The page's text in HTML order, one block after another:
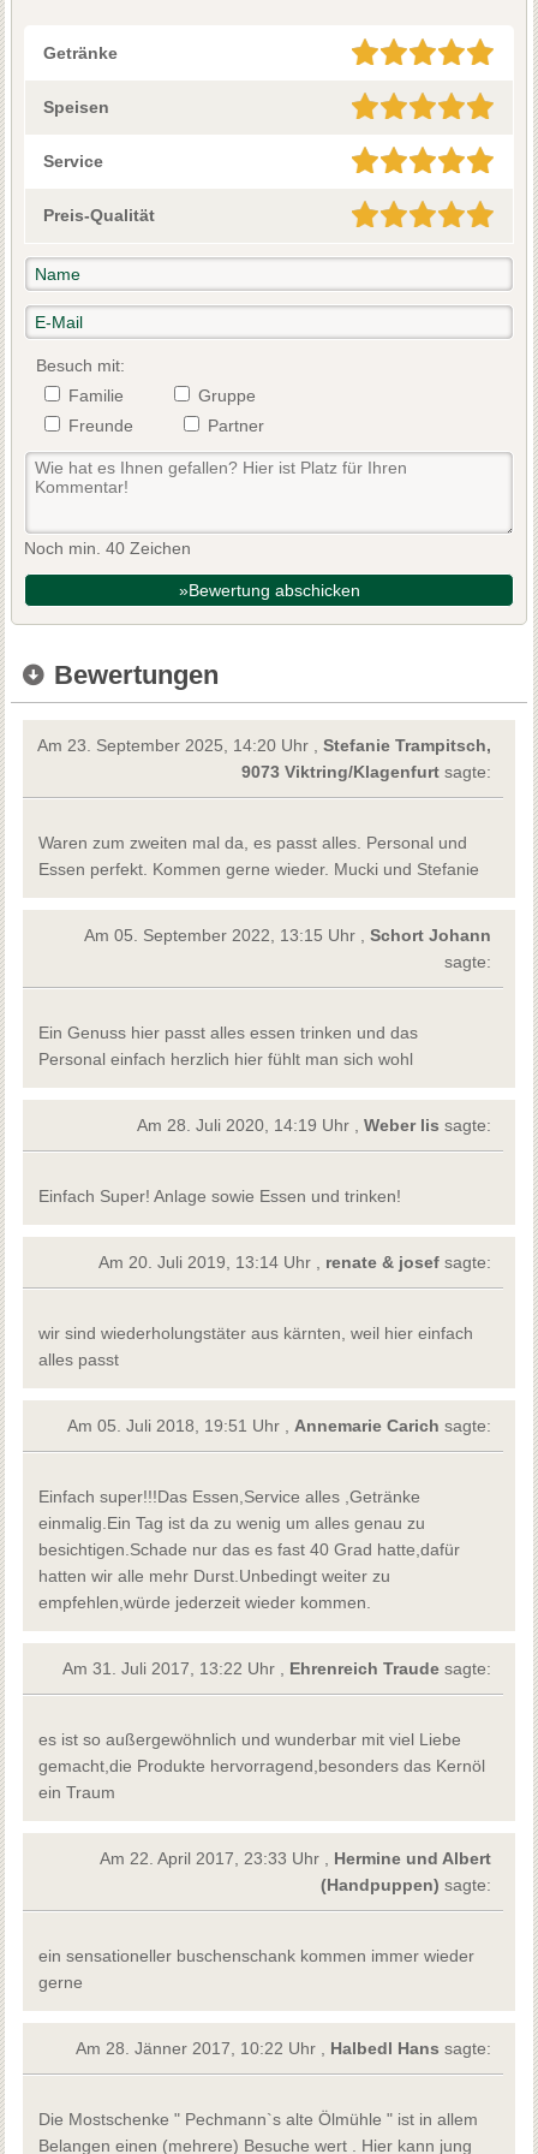
Getränke
Speisen
Service
Preis-Qualität
Besuch mit:
Familie
Gruppe
Freunde
Partner
Noch min. 40 Zeichen
»Bewertung abschicken
Bewertungen
Am 23. September 2025, 14:20 Uhr ,Stefanie Trampitsch,
9073 Viktring/Klagenfurt sagte:
Waren zum zweiten mal da, es passt alles. Personal und
Essen perfekt. Kommen gerne wieder. Mucki und Stefanie
Am 05. September 2022, 13:15 Uhr ,Schort Johann
sagte:
Ein Genuss hier passt alles essen trinken und das
Personal einfach herzlich hier fühlt man sich wohl
Am 28. Juli 2020, 14:19 Uhr ,Weber lis sagte:
Einfach Super! Anlage sowie Essen und trinken!
Am 20. Juli 2019, 13:14 Uhr , renate & josefsagte:
wir sind wiederholungstäter aus kärnten, weil hier einfach
alles passt
Am 05. Juli 2018, 19:51 Uhr , Annemarie Carich sagte:
Einfach super!!!Das Essen,Service alles ,Getränke
einmalig.Ein Tag ist da zu wenig um alles genau zu
besichtigen.Schade nur das es fast 40 Grad hatte,dafür
hatten wir alle mehr Durst.Unbedingt weiter zu
empfehlen,würde jederzeit wieder kommen.
Am 31. Juli 2017, 13:22 Uhr , Ehrenreich Traude sagte:
es ist so außergewöhnlich und wunderbar mit viel Liebe
gemacht,die Produkte hervorragend,besonders das Kernöl
ein Traum
Am 22. April 2017, 23:33 Uhr , Hermine und Albert
(Handpuppen) sagte:
ein sensationeller buschenschank kommen immer wieder
gerne
Am 28. Jänner 2017, 10:22 Uhr , Halbedl Hans sagte:
Die Mostschenke " Pechmann`s alte Ölmühle " ist in allem
Belangen einen (mehrere) Besuche wert . Hier kann jung